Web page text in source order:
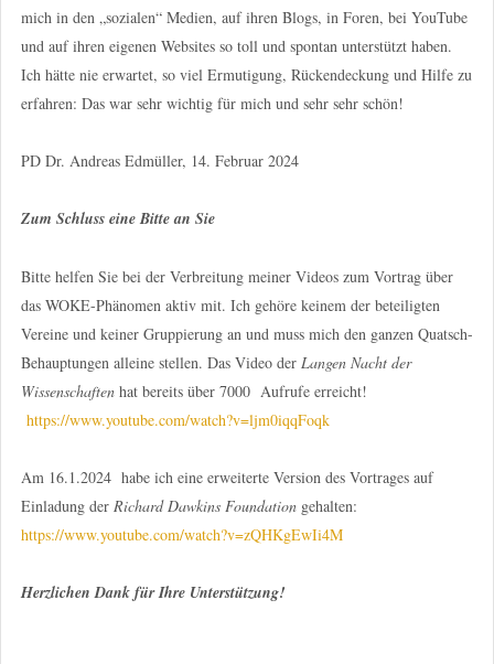
mich in den „sozialen“ Medien, auf ihren Blogs, in Foren, bei YouTube
und auf ihren eigenen Websites so toll und spontan unterstützt haben.
Ich hätte nie erwartet, so viel Ermutigung, Rückendeckung und Hilfe zu
erfahren: Das war sehr wichtig für mich und sehr sehr schön!
PD Dr. Andreas Edmüller, 14. Februar 2024
Zum Schluss eine Bitte an Sie
Bitte helfen Sie bei der Verbreitung meiner Videos zum Vortrag über
das WOKE-Phänomen aktiv mit. Ich gehöre keinem der beteiligten
Vereine und keiner Gruppierung an und muss mich den ganzen Quatsch-
Behauptungen alleine stellen. Das Video der Langen Nacht der
Wissenschaftenhat bereits über 7000 Aufrufe erreicht!
https://www.youtube.com/watch?v=ljm0iqqFoqk
Am 16.1.2024 habe ich eine erweiterte Version des Vortrages auf
Einladung der Richard Dawkins Foundationgehalten:
https://www.youtube.com/watch?v=zQHKgEwIi4M
Herzlichen Dank für Ihre Unterstützung!